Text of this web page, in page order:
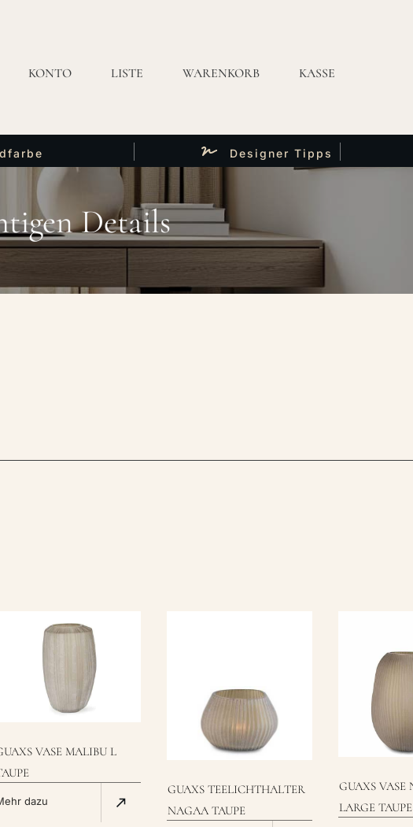
KONTO LISTE WARENKORB KASSE
Designer Tipps
Details
VASE MALIBU L
dazu
GUAXS TEELICHTHALTER
NAGAA TAUPE
GUAXS VASE
LARGE TAUPE